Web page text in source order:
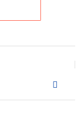
私たちは誰
私たちがカ